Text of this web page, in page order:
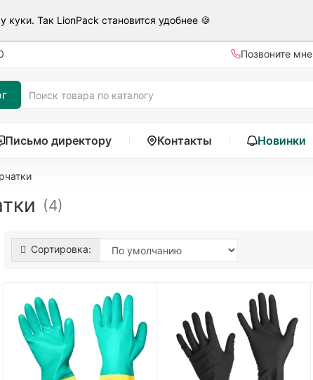
куки. Так LionPack становится удобнее 🍪
Позвоните мне
Письмо директору Контакты Новинки
(4)
Сортировка: